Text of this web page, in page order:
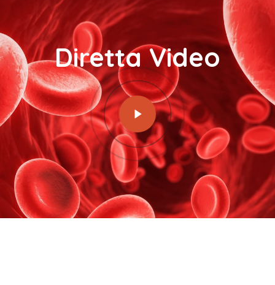
Diretta Video